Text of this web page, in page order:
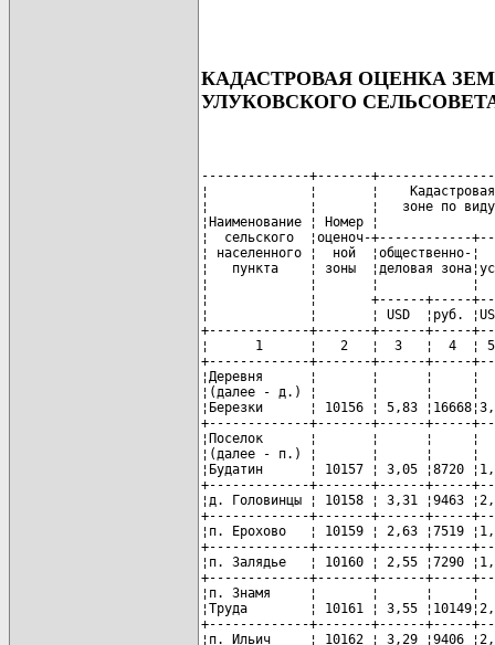
КАДАСТРОВАЯ ОЦЕНКА
УЛУКОВСКОГО
--------------+-------
¦             ¦       ¦    Кадастровая
¦             ¦       ¦   зоне по виду
¦Наименование ¦ Номер ¦
¦  сельского  ¦оценоч-
¦ населенного ¦  ной  ¦общественно-¦
¦   пункта    ¦ зоны  ¦деловая
¦             ¦       ¦            ¦
¦             ¦       +------+-----
¦             ¦       ¦ USD  ¦руб. ¦USD
+-------------+-------+------+-----
¦      1      ¦   2   ¦  3   ¦  4  ¦
+-------------+-------+------+-----
¦Деревня      ¦       ¦      ¦
¦(далее - д.) ¦       ¦      ¦
¦Березки      ¦ 10156 ¦ 5,83
+-------------+-------+------+-----
¦Поселок      ¦       ¦      ¦
¦(далее - п.) ¦       ¦      ¦
¦Будатин      ¦ 10157 ¦ 3,05 ¦8720
+-------------+-------+------+-----
¦д. Головинцы ¦ 10158 ¦ 3,31 ¦9463
+-------------+-------+------+-----
¦п. Ерохово   ¦ 10159 ¦ 2,63 ¦7519
+-------------+-------+------+-----
¦п. Залядье   ¦ 10160 ¦ 2,55 ¦7290
+-------------+-------+------+-----
¦п. Знамя     ¦       ¦      ¦
¦Труда        ¦ 10161 ¦ 3,55
+-------------+-------+------+-----
¦п. Ильич     ¦ 10162 ¦ 3,29 ¦9406